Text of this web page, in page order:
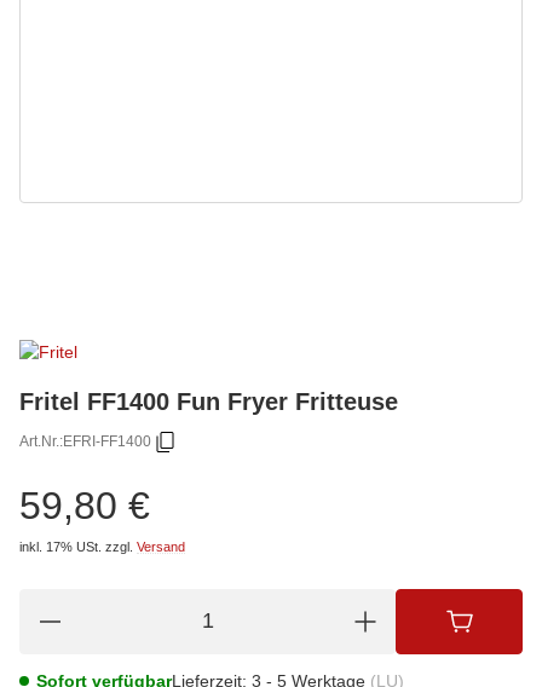
Fritel FF1400 Fun Fryer Fritteuse
Art.Nr.:EFRI-FF1400
59,80 €
inkl. 17% USt. zzgl. Versand
Sofort verfügbarLieferzeit: 3 - 5 Werktage (LU)